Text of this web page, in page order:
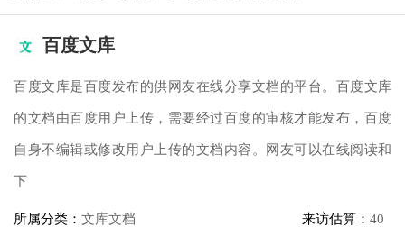
百度文库
百度文库是百度发布的供网友在线分享文档的平台。百度文库
的文档由百度用户上传，需要经过百度的审核才能发布，百度
自身不编辑或修改用户上传的文档内容。网友可以在线阅读和
下
所属分类： 文库文档 来访估算： 40